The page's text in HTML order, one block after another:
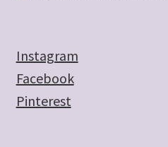
Instagram
Facebook
Pinterest